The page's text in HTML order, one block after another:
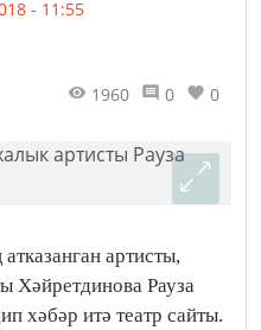
- 11:55
1960 0 0
артисты,
Хәйретдинова Рауза
хәбәр итә театр сайты.